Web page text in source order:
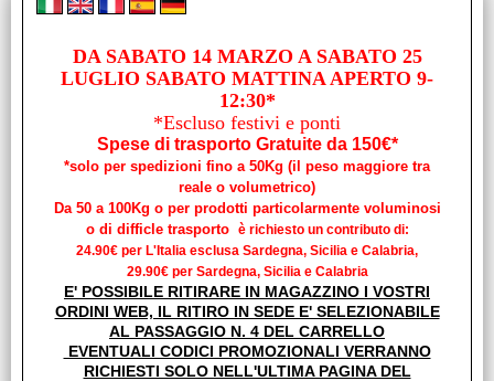
TENDER PA 360 ALU
Prezzo Chiavi in mano ESCLUSO Motore e eventuale
trasporto al domicilio del cliente PA 360 ALU Tutte le
imbarcazioni della gamma ALU (Aluminium) [...]
Prezzo:
€ 1.950,00 Sconto 10.3%
1.750,00
iva inclusa
DA SABATO 14 MARZO A SABATO 25
LUGLIO SABATO MATTINA APERTO 9-
12:30*
*Escluso festivi e ponti
Spese di trasporto Gratuite da 150€*
*solo per spedizioni fino a 50Kg (il peso maggiore tra
reale o volumetrico)
Da 50 a 100Kg o per prodotti particolarmente voluminosi
o di difficle trasporto è richiesto un contributo di:
24.90€ per L'Italia esclusa Sardegna, Sicilia e Calabria,
29.90€ per Sardegna, Sicilia e Calabria
E' POSSIBILE RITIRARE IN MAGAZZINO I VOSTRI
ORDINI WEB, IL RITIRO IN SEDE E' SELEZIONABILE
AL PASSAGGIO N. 4 DEL CARRELLO
EVENTUALI CODICI PROMOZIONALI VERRANNO
RICHIESTI SOLO NELL'ULTIMA PAGINA DEL